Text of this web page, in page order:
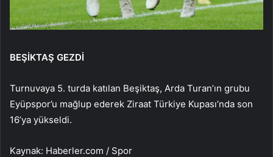
BEŞİKTAŞ GEZDİ
Turnuvaya 5. turda katılan Beşiktaş, Arda Turan’ın grubu
Eyüpspor’u mağlup ederek Ziraat Türkiye Kupası’nda son
16’ya yükseldi.
Kaynak: Haberler.com / Spor